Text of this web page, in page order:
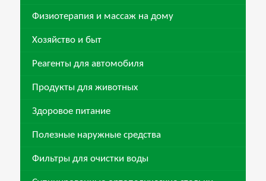
Физиотерапия и массаж на дому
Хозяйство и быт
Реагенты для автомобиля
Продукты для животных
Здоровое питание
Полезные наружные средства
Фильтры для очистки воды